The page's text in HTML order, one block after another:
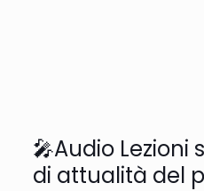
🎤Audio
di attualità del